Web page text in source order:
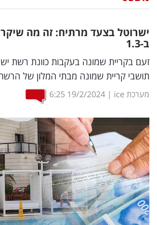
דיגיטל
וטק
שיווק
ופרסום
משפט
מדדים
ומחקרים
דעות
רכילות
ישרוטל בצעד מרתיח: זה מה
ב-1.3
זעם בקריית שמונה בעקבות כוונת רשת
תושבי קריית שמונה מבתי המלון של
מערכת ice |
19/2/2024
6:25